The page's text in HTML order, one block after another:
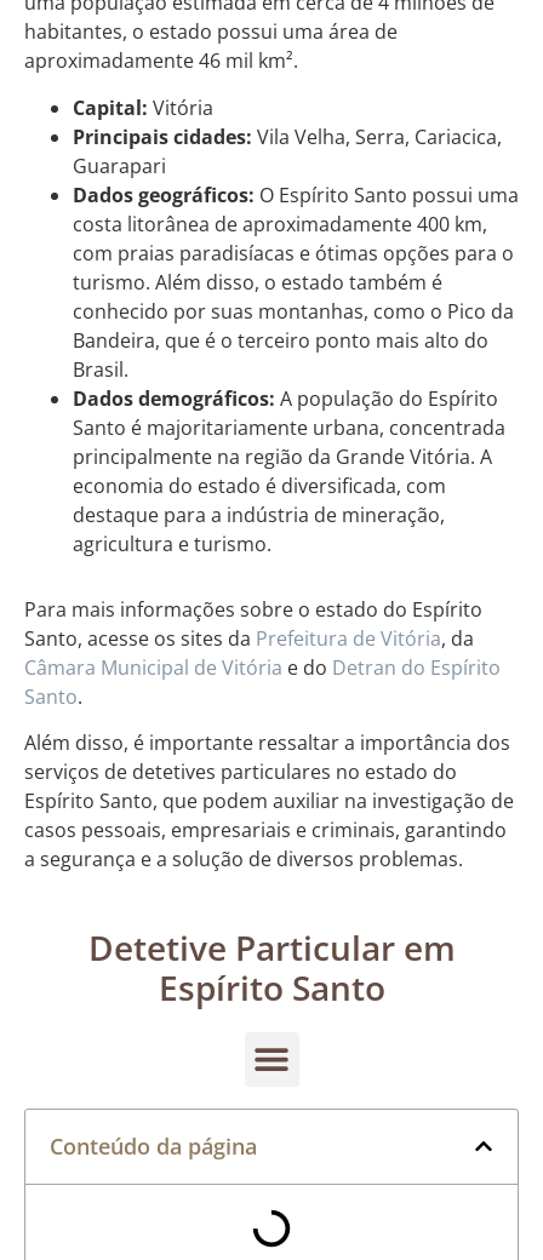
habitantes, o estado possui uma área de
aproximadamente 46 mil km².
Capital: Vitória
Principais cidades: Vila Velha, Serra, Cariacica,
Guarapari
Dados geográficos: O Espírito Santo possui uma
costa litorânea de aproximadamente 400 km,
com praias paradisíacas e ótimas opções para o
turismo. Além disso, o estado também é
conhecido por suas montanhas, como o Pico da
Bandeira, que é o terceiro ponto mais alto do
Brasil.
Dados demográficos: A população do Espírito
Santo é majoritariamente urbana, concentrada
principalmente na região da Grande Vitória. A
economia do estado é diversificada, com
destaque para a indústria de mineração,
agricultura e turismo.
Para mais informações sobre o estado do Espírito
Santo, acesse os sites da Prefeitura de Vitória, da
Câmara Municipal de Vitória e do Detran do Espírito
Santo.
Além disso, é importante ressaltar a importância dos
serviços de detetives particulares no estado do
Espírito Santo, que podem auxiliar na investigação de
casos pessoais, empresariais e criminais, garantindo
a segurança e a solução de diversos problemas.
Detetive Particular em
Espírito Santo
Conteúdo da página